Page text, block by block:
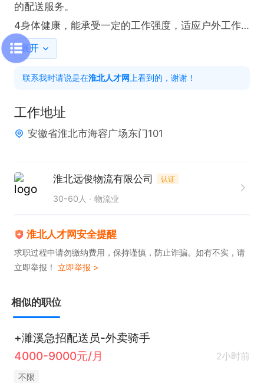
的配送服务。
4身体健康，能承受一定的工作强度，适应户外工作
环境。
本岗位提供交通补助、加班补助、节日福利，还有免
平，收入稳定。点击屏幕下方电话，创建并投递简
历，即可与企业联系。联系时请说是在淮北人才网看
展开
联系我时请说是在淮北人才网 上看到的，谢谢！
工作地址
安徽省淮北市海容广场东门101
淮北远俊物流有限公司 认证
30-60人 物流业
淮北人才网安全提醒
求职过程中请勿缴纳费用，保持谨慎，防止诈骗。如有不实，请
立即举报！ 立即举报 >
相似的职位
+濉溪急招配送员-外卖骑手
4000-9000元/月
2小时前
不限